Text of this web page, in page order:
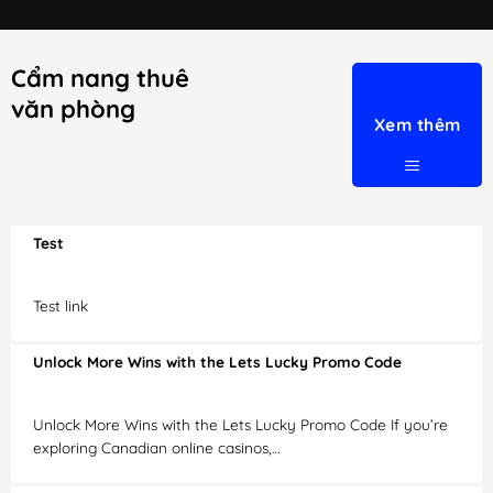
Cẩm nang thuê
văn phòng
Xem thêm
Test
Test link
Unlock More Wins with the Lets Lucky Promo Code
Unlock More Wins with the Lets Lucky Promo Code If you’re
exploring Canadian online casinos,…